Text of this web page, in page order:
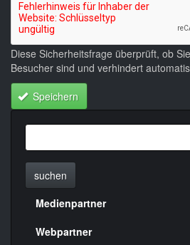
Diese Sicherheitsfrage überprüft, ob
Besucher sind und verhindert
Speichern
suchen
Menülinks
rechte
Medienpartner
Webpartner